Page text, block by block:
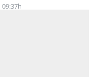
09:37h